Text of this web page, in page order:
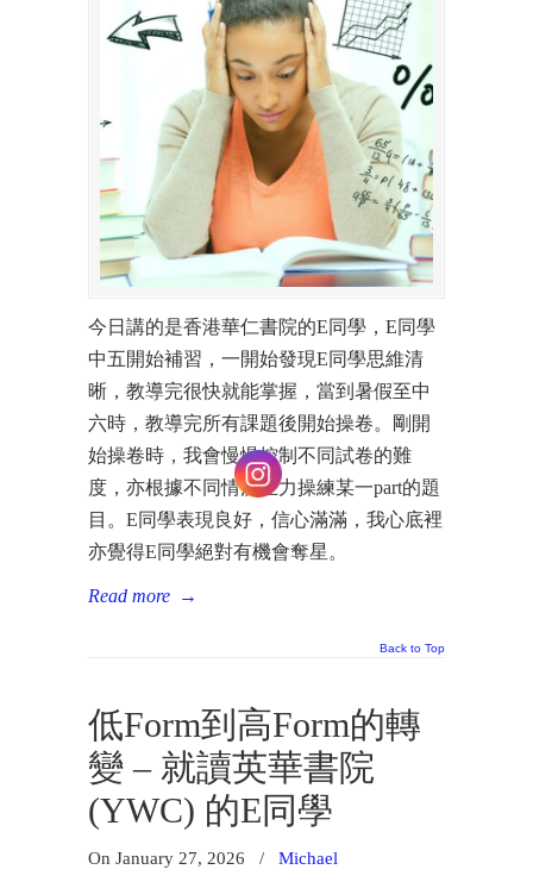
今日講的是香港華仁書院的E同學，E同學
中五開始補習，一開始發現E同學思維清
晰，教導完很快就能掌握，當到暑假至中
六時，教導完所有課題後開始操卷。剛開
始操卷時，我會慢慢控制不同試卷的難
度，亦根據不同情況主力操練某一part的題
目。E同學表現良好，信心滿滿，我心底裡
亦覺得E同學絕對有機會奪星。
Read more →
Back to Top
低Form到高Form的轉
變 – 就讀英華書院
(YWC) 的E同學
On January 27, 2026 / Michael